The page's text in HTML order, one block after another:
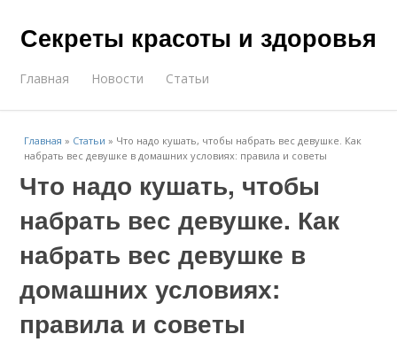
Секреты красоты и здоровья
Главная Новости Статьи
Главная » Статьи » Что надо кушать, чтобы набрать вес девушке. Как
набрать вес девушке в домашних условиях: правила и советы
Что надо кушать, чтобы
набрать вес девушке. Как
набрать вес девушке в
домашних условиях:
правила и советы